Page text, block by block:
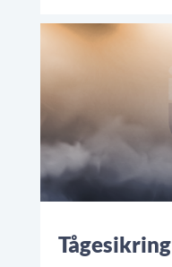
Tågesikring